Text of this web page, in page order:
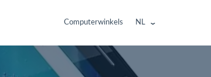
Computerwinkels NL